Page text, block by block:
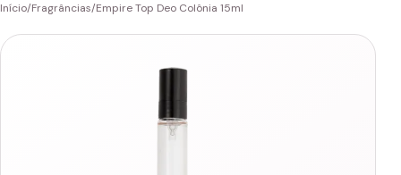
Início/Fragrâncias/Empire Top Deo Colônia 15ml